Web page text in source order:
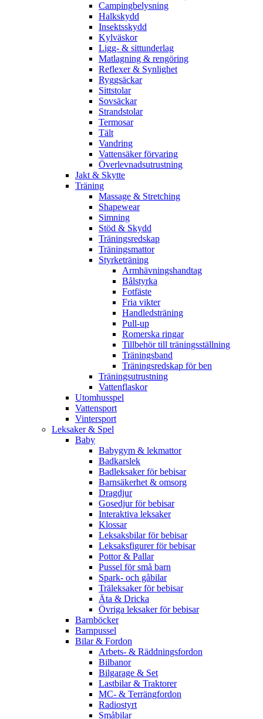
Campingbelysning
Halkskydd
Insektsskydd
Kylväskor
Ligg- & sittunderlag
Matlagning & rengöring
Reflexer & Synlighet
Ryggsäckar
Sittstolar
Sovsäckar
Strandstolar
Termosar
Tält
Vandring
Vattensäker förvaring
Överlevnadsutrustning
Jakt & Skytte
Träning
Massage & Stretching
Shapewear
Simning
Stöd & Skydd
Träningsredskap
Träningsmattor
Styrketräning
Armhävningshandtag
Bålstyrka
Fotfäste
Fria vikter
Handledsträning
Pull-up
Romerska ringar
Tillbehör till träningsställning
Träningsband
Träningsredskap för ben
Träningsutrustning
Vattenflaskor
Utomhusspel
Vattensport
Vintersport
Leksaker & Spel
Baby
Babygym & lekmattor
Badkarslek
Badleksaker för bebisar
Barnsäkerhet & omsorg
Dragdjur
Gosedjur för bebisar
Interaktiva leksaker
Klossar
Leksaksbilar för bebisar
Leksaksfigurer för bebisar
Pottor & Pallar
Pussel för små barn
Spark- och gåbilar
Träleksaker för bebisar
Äta & Dricka
Övriga leksaker för bebisar
Barnböcker
Barnpussel
Bilar & Fordon
Arbets- & Räddningsfordon
Bilbanor
Bilgarage & Set
Lastbilar & Traktorer
MC- & Terrängfordon
Radiostyrt
Småbilar